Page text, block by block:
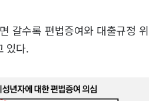
갈수록 편법증여와 대출규정 위
있다.